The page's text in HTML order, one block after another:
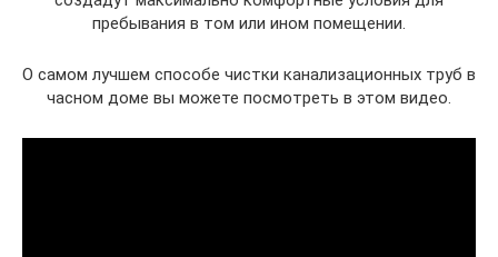
пребывания в том или ином помещении.
О самом лучшем способе чистки канализационных труб в
часном доме вы можете посмотреть в этом видео.